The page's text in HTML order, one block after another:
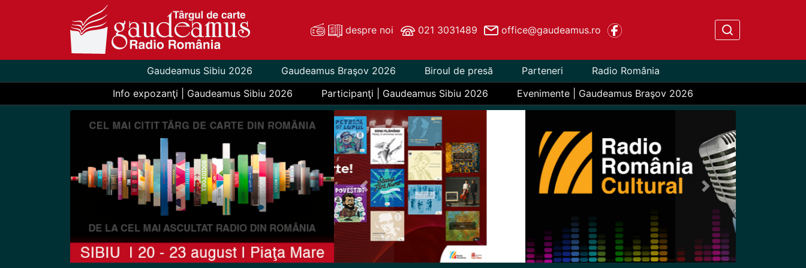
despre noi 021 3031489 office@gaudeamus.ro
Gaudeamus Sibiu 2026 Gaudeamus Braşov 2026 Biroul de presă Parteneri
Radio România
Info expozanţi | Gaudeamus Sibiu 2026
Participanţi | Gaudeamus Sibiu 2026 Evenimente | Gaudeamus Braşov 2026
Previous Next